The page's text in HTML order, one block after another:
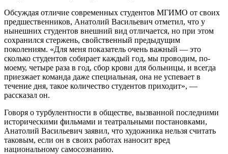
Обсуждая отличие современных студентов МГИМО от своих
предшественников, Анатолий Васильевич отметил, что у
нынешних студентов внешний вид отличается, но при этом
сохранился стержень, свойственный предыдущим
поколениям. «Для меня показатель очень важный — это
сколько студентов собирает каждый год, мы проводим, по-
моему, четыре раза в год, сбор крови для больницы, и всегда
приезжает команда даже специальная, она не успевает в
течение дня, такое количество студентов приходит», —
рассказал он.
Говоря о турбулентности в обществе, вызванной последними
историческими фильмами и театральными постановками,
Анатолий Васильевич заявил, что художника нельзя считать
таковым, если он в своих работах наносит вред
национальному самосознанию.